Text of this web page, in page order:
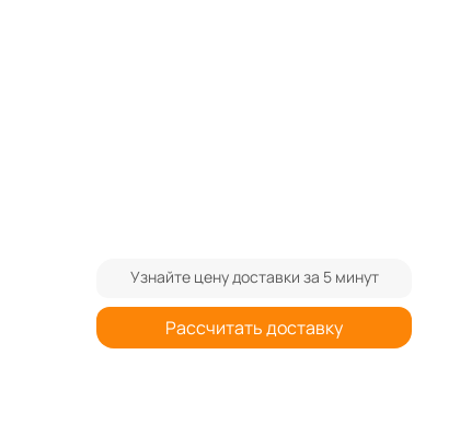
Узнайте цену доставки за 5 минут
Рассчитать доставку